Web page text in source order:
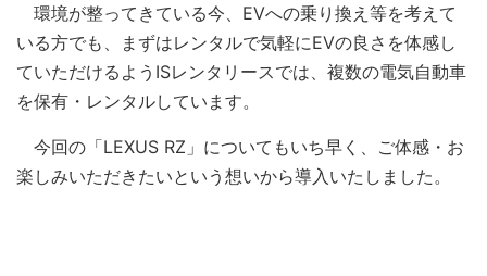
環境が整ってきている今、EVへの乗り換え等を考えて
いる方でも、まずはレンタルで気軽にEVの良さを体感し
ていただけるようISレンタリースでは、複数の電気自動車
を保有・レンタルしています。
今回の「LEXUS RZ」についてもいち早く、ご体感・お
楽しみいただきたいという想いから導入いたしました。